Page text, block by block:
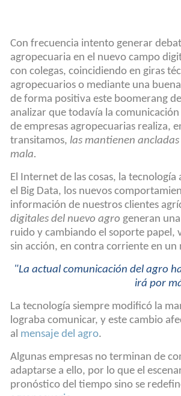
Con frecuencia intento generar
agropecuaria en el nuevo campo
con colegas, coincidiendo en giras
agropecuarios o mediante una
de forma positiva este boomerang
analizar que todavía la
de empresas agropecuarias realiza,
transitamos, las mantienen
mala.
El Internet de las cosas, la
el Big Data, los nuevos
información de nuestros clientes
digitales del nuevo agro generan
ruido y cambiando el soporte papel,
sin acción, en contra corriente en
"La actual comunicación del agro
irá por
La tecnología siempre modificó la
lograba comunicar, y este cambio
al mensaje del agro.
Algunas empresas no terminan de
adaptarse a ello, por lo que el
pronóstico del tiempo sino se